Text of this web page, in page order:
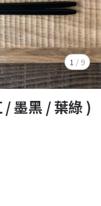
1 / 9
/ 墨黑 / 葉綠 )